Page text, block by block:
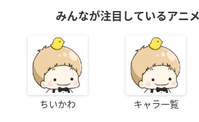
みんなが注目しているアニ
ちいかわ キャラ一覧